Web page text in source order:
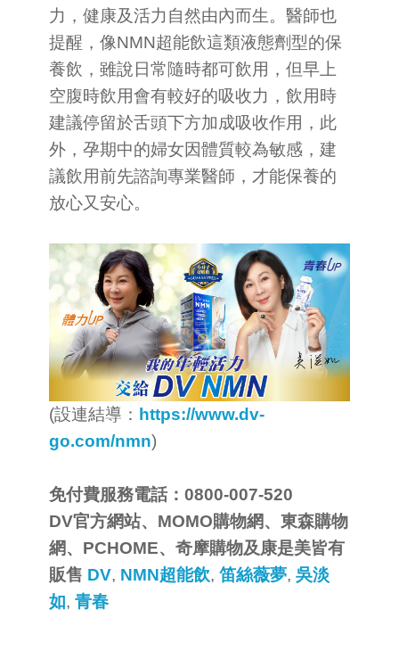
力，健康及活力自然由內而生。醫師也
提醒，像NMN超能飲這類液態劑型的保
養飲，雖說日常隨時都可飲用，但早上
空腹時飲用會有較好的吸收力，飲用時
建議停留於舌頭下方加成吸收作用，此
外，孕期中的婦女因體質較為敏感，建
議飲用前先諮詢專業醫師，才能保養的
放心又安心。
(設連結導： https://www.dv-
go.com/nmn)
免付費服務電話：0800-007-520
DV官方網站、MOMO購物網、東森購物
網、PCHOME、奇摩購物及康是美皆有
販售 DV, NMN超能飲, 笛絲薇夢, 吳淡
如, 青春